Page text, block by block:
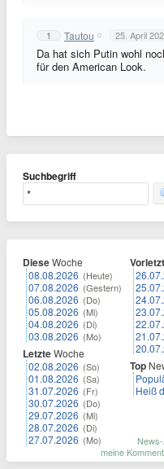
1 Tautou 25. April
Da hat sich Putin wohl
für den American Look.
Suchbegriff
DieseWoche
08.08.2026 (Heute)
07.08.2026 (Gestern)
06.08.2026 (Do)
05.08.2026 (Mi)
04.08.2026 (Di)
03.08.2026 (Mo)
LetzteWoche
02.08.2026 (So)
01.08.2026 (Sa)
31.07.2026 (Fr)
30.07.2026 (Do)
29.07.2026 (Mi)
28.07.2026 (Di)
27.07.2026 (Mo)
Top
Heiß
meine